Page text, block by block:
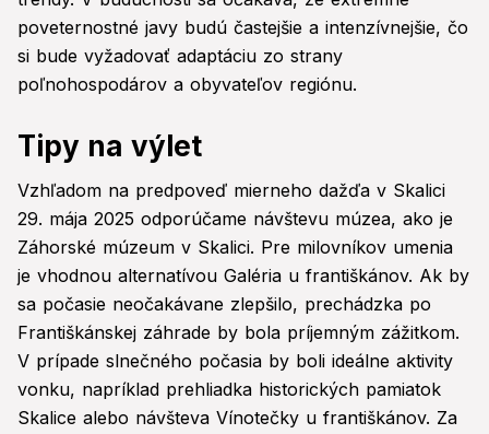
poveternostné javy budú častejšie a intenzívnejšie, čo
si bude vyžadovať adaptáciu zo strany
poľnohospodárov a obyvateľov regiónu.
Tipy na výlet
Vzhľadom na predpoveď mierneho dažďa v Skalici
29. mája 2025 odporúčame návštevu múzea, ako je
Záhorské múzeum v Skalici. Pre milovníkov umenia
je vhodnou alternatívou Galéria u františkánov. Ak by
sa počasie neočakávane zlepšilo, prechádzka po
Františkánskej záhrade by bola príjemným zážitkom.
V prípade slnečného počasia by boli ideálne aktivity
vonku, napríklad prehliadka historických pamiatok
Skalice alebo návšteva Vínotečky u františkánov. Za